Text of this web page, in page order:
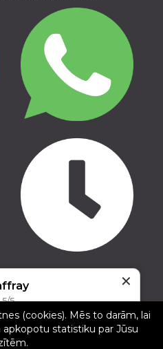
SIA Corelem Group
WEBstyle.lv
5/5
I order all my
✕
(cookies). Mēs to darām, lai
statistiku par Jūsu